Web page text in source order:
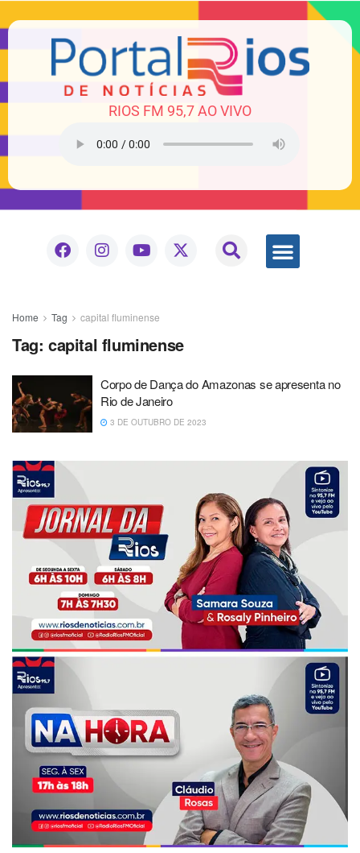
RIOS FM 95,7 AO VIVO
Home Tag capital fluminense
Tag: capital fluminense
Corpo de Dança do Amazonas se apresenta no
Rio de Janeiro
3 DE OUTUBRO DE 2023